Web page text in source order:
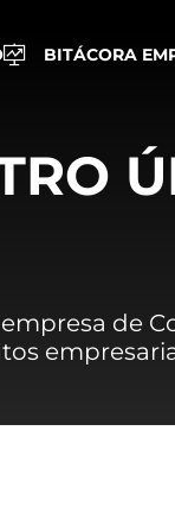
BITÁCORA
de